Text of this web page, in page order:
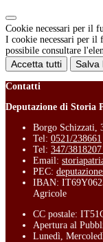
Cookie necessari per il
I cookie necessari per il
possibile consultare
Accetta tutti Salva
Contatti
Deputazione di Storia
Borgo Schizzati,
Tel: 0521/238661
Tel: 347/
Email:
PEC:
IBAN:
Agricole
CC postale:
Apertura al
Lunedì,